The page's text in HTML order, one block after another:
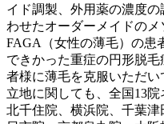
イド調製、外用薬の濃度
わせたオーダーメイドのメ
FAGA（女性の薄毛）の患
できかった重症の円形脱
者様に薄毛を克服いただい
立地に関しても、全国13
北千住院、横浜院、千葉